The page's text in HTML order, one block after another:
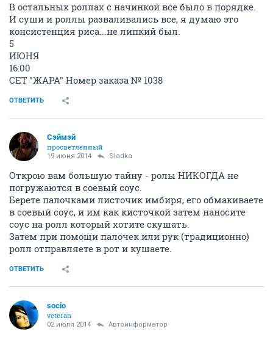
В остальных роллах с начинкой все было в порядке.
И суши и роллы разваливались все, я думаю это
консистенция риса...не липкий был.
5
ИЮНЯ
16:00
СЕТ "ЖАРА" Номер заказа № 1038
ОТВЕТИТЬ
Сэймэй
просветлённый
19 июня 2014 Sladka
Открою вам большую тайну - ролы НИКОГДА не
погружаются в соевый соус.
Берете палочками листочик имбиря, его обмакиваете
в соевый соус, и им как кисточкой затем наносите
соус на ролл который хотите скушать.
Затем при помощи палочек или рук (традиционно)
ролл отправляете в рот и кушаете.
ОТВЕТИТЬ
socio
veteran
02 июля 2014 Автоинформатор